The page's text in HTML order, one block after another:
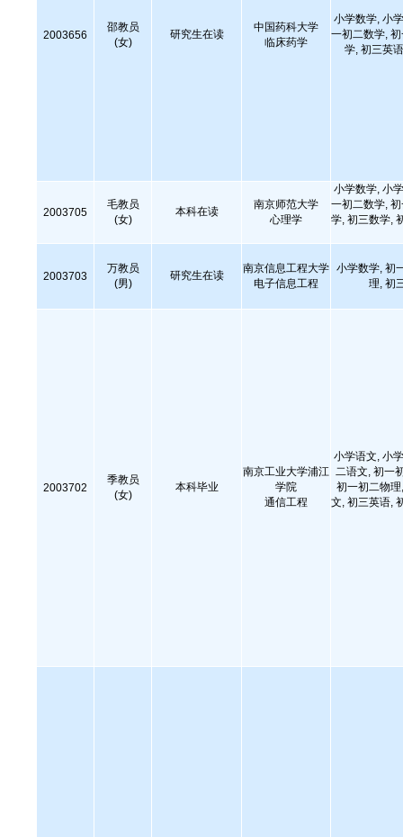
2003656
邵教员
(女)
研究生在读
中国药科大学
临床药学
小学数学, 小
一初二数学,
学, 初三英
2003705
毛教员
(女)
本科在读
南京师范大学
心理学
小学数学, 小
一初二数学,
学, 初三数学,
2003703
万教员
(男)
研究生在读
南京信息工程大学
电子信息工程
小学数学, 初
理, 初
2003702
季教员
(女)
本科毕业
南京工业大学浦江
学院
通信工程
小学语文, 小
二语文, 初一
初一初二物
文, 初三英语,